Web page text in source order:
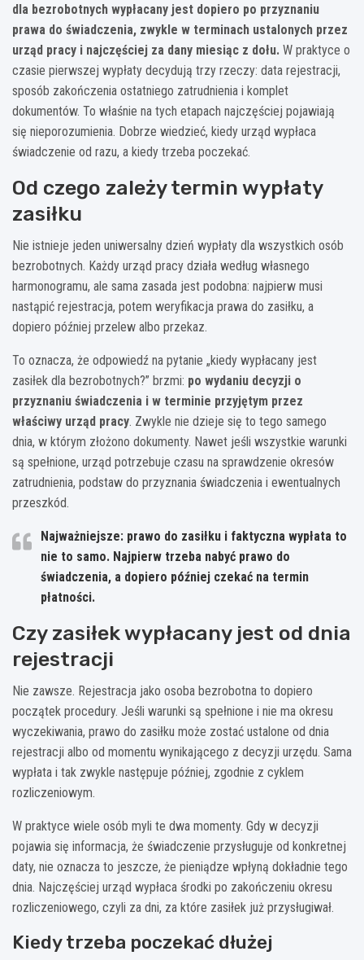
dla bezrobotnych wypłacany jest dopiero po przyznaniu
prawa do świadczenia, zwykle w terminach ustalonych przez
urząd pracy i najczęściej za dany miesiąc z dołu. W praktyce o
czasie pierwszej wypłaty decydują trzy rzeczy: data rejestracji,
sposób zakończenia ostatniego zatrudnienia i komplet
dokumentów. To właśnie na tych etapach najczęściej pojawiają
się nieporozumienia. Dobrze wiedzieć, kiedy urząd wypłaca
świadczenie od razu, a kiedy trzeba poczekać.
Od czego zależy termin wypłaty
zasiłku
Nie istnieje jeden uniwersalny dzień wypłaty dla wszystkich osób
bezrobotnych. Każdy urząd pracy działa według własnego
harmonogramu, ale sama zasada jest podobna: najpierw musi
nastąpić rejestracja, potem weryfikacja prawa do zasiłku, a
dopiero później przelew albo przekaz.
To oznacza, że odpowiedź na pytanie „kiedy wypłacany jest
zasiłek dla bezrobotnych?” brzmi: po wydaniu decyzji o
przyznaniu świadczenia i w terminie przyjętym przez
właściwy urząd pracy. Zwykle nie dzieje się to tego samego
dnia, w którym złożono dokumenty. Nawet jeśli wszystkie warunki
są spełnione, urząd potrzebuje czasu na sprawdzenie okresów
zatrudnienia, podstaw do przyznania świadczenia i ewentualnych
przeszkód.
Najważniejsze: prawo do zasiłku i faktyczna wypłata to
nie to samo. Najpierw trzeba nabyć prawo do
świadczenia, a dopiero później czekać na termin
płatności.
Czy zasiłek wypłacany jest od dnia
rejestracji
Nie zawsze. Rejestracja jako osoba bezrobotna to dopiero
początek procedury. Jeśli warunki są spełnione i nie ma okresu
wyczekiwania, prawo do zasiłku może zostać ustalone od dnia
rejestracji albo od momentu wynikającego z decyzji urzędu. Sama
wypłata i tak zwykle następuje później, zgodnie z cyklem
rozliczeniowym.
W praktyce wiele osób myli te dwa momenty. Gdy w decyzji
pojawia się informacja, że świadczenie przysługuje od konkretnej
daty, nie oznacza to jeszcze, że pieniądze wpłyną dokładnie tego
dnia. Najczęściej urząd wypłaca środki po zakończeniu okresu
rozliczeniowego, czyli za dni, za które zasiłek już przysługiwał.
Kiedy trzeba poczekać dłużej